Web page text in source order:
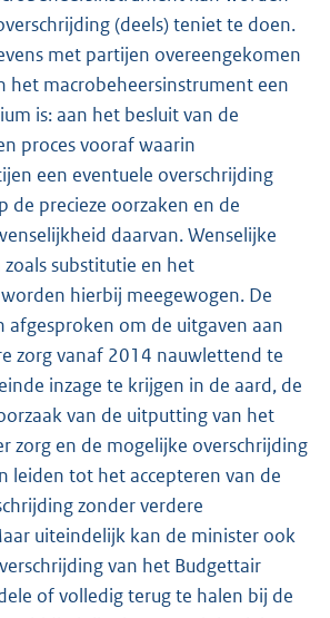
(deels) teniet te doen.
met partijen overeengekomen
het macrobeheersinstrument een
is: aan het besluit van de
proces vooraf waarin
een eventuele overschrijding
de precieze oorzaken en de
daarvan. Wenselijke
substitutie en het
hierbij meegewogen. De
afgesproken om de uitgaven aan
zorg vanaf 2014 nauwlettend te
inzage te krijgen in de aard, de
van de uitputting van het
zorg en de mogelijke overschrijding
leiden tot het accepteren van de
zonder verdere
uiteindelijk kan de minister ook
van het Budgettair
of volledig terug te halen bij de